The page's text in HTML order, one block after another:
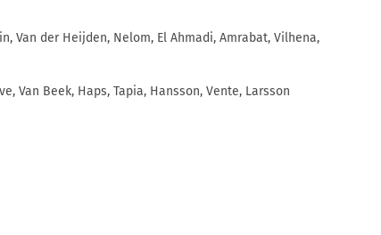
Van der Heijden, Nelom, El Ahmadi, Amrabat, Vilhena,
Van Beek, Haps, Tapia, Hansson, Vente, Larsson